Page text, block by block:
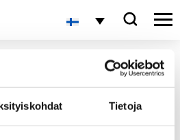
Tietoja
meidän edustamia laitteita, mutta
valmistajien laitteisiin liittyvissä